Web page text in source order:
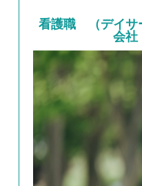
看護職 （デイサ
会社